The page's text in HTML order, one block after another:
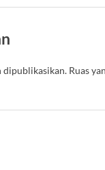
dipublikasikan. Ruas